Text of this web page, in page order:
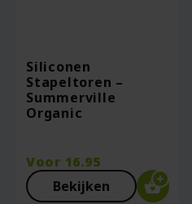
Siliconen
Stapeltoren –
Summerville
Organic
Voor 16.95
Bekijken